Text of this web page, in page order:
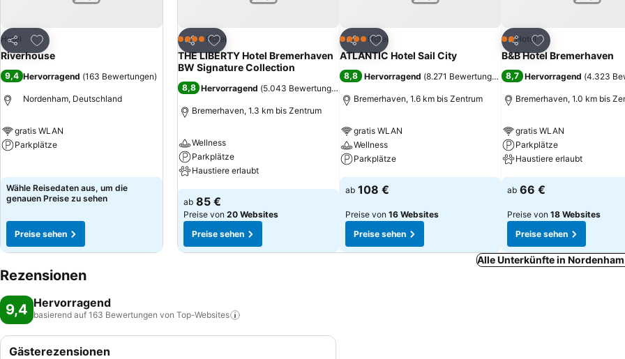
Teilen
Zu Favoriten hinzufügen
Hotel
Riverhouse
9,4 Hervorragend (163 Bewertungen)
Nordenham, Deutschland
gratis WLAN
Parkplätze
Wähle Reisedaten aus, um die
genauen Preise zu sehen
Preise sehen
Teilen
Zu Favoriten hinzufügen
4 SterneHotel
THE LIBERTY Hotel Bremerhaven
BW Signature Collection
8,8 Hervorragend (5.043 Bewertungen
Bremerhaven, 1.3 km bis Zentrum
Wellness
Parkplätze
Haustiere erlaubt
Preise sehen
ab 85 €
Preise von 20 Websites
Preise sehen
Teilen
Zu Favoriten hinzufügen
4 SterneHotel
ATLANTIC Hotel Sail City
8,8 Hervorragend (8.271 Bewertungen )
Bremerhaven, 1.6 km bis Zentrum
gratis WLAN
Wellness
Parkplätze
Preise sehen
ab 108 €
Preise von 16 Websites
Preise sehen
Teilen
Zu Favoriten
2 Sterne
Hotel
B&B Hotel Bremerhaven
8,7 Hervorragend (4.323
Bremerhaven, 1.0 km bis
gratis WLAN
Parkplätze
Haustiere erlaubt
Preise sehen
ab 66 €
Preise von 18 Websites
Preise sehen
Alle Unterkünfte in
Rezensionen
9,4 Hervorragend
basierend auf 163 Bewertungen von Top-Websites
Gästerezensionen